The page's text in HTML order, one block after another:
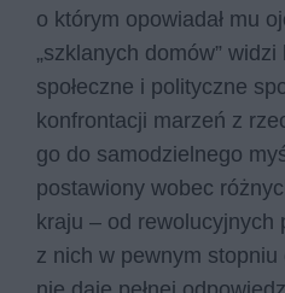
o którym opowiadał mu
„szklanych domów”
społeczne i polityczne
konfrontacji marzeń z
go do samodzielnego
postawiony wobec
kraju – od rewolucyjnych
z nich w pewnym